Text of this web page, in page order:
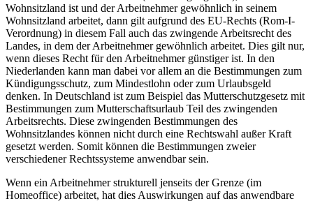
Wohnsitzland ist und der Arbeitnehmer gewöhnlich in seinem
Wohnsitzland arbeitet, dann gilt aufgrund des EU-Rechts (Rom-I-
Verordnung) in diesem Fall auch das zwingende Arbeitsrecht des
Landes, in dem der Arbeitnehmer gewöhnlich arbeitet. Dies gilt nur,
wenn dieses Recht für den Arbeitnehmer günstiger ist. In den
Niederlanden kann man dabei vor allem an die Bestimmungen zum
Kündigungsschutz, zum Mindestlohn oder zum Urlaubsgeld
denken. In Deutschland ist zum Beispiel das Mutterschutzgesetz mit
Bestimmungen zum Mutterschaftsurlaub Teil des zwingenden
Arbeitsrechts. Diese zwingenden Bestimmungen des
Wohnsitzlandes können nicht durch eine Rechtswahl außer Kraft
gesetzt werden. Somit können die Bestimmungen zweier
verschiedener Rechtssysteme anwendbar sein.
Wenn ein Arbeitnehmer strukturell jenseits der Grenze (im
Homeoffice) arbeitet, hat dies Auswirkungen auf das anwendbare